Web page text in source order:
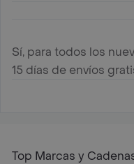
Sí, para todos los
15 días de envíos
Top Marcas y